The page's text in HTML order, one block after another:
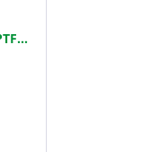
(Stahl/Sinterbronze/PTFE)